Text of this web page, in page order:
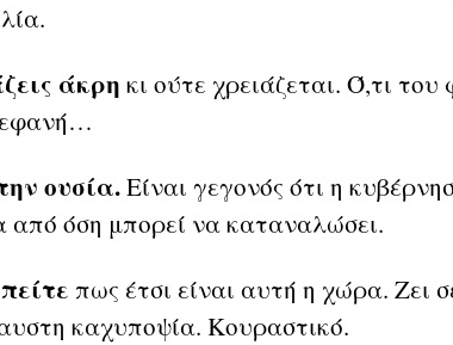
άκρη κι ούτε χρειάζεται. Ό,τι του
ουσία.Είναι γεγονός ότι η
από όση μπορεί να καταναλώσει.
πως έτσι είναι αυτή η χώρα. Ζει
καχυποψία. Κουραστικό.